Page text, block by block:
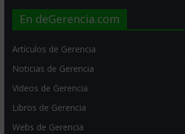
En deGerencia.com
Artículos de Gerencia
Noticias de Gerencia
Videos de Gerencia
Libros de Gerencia
Webs de Gerencia